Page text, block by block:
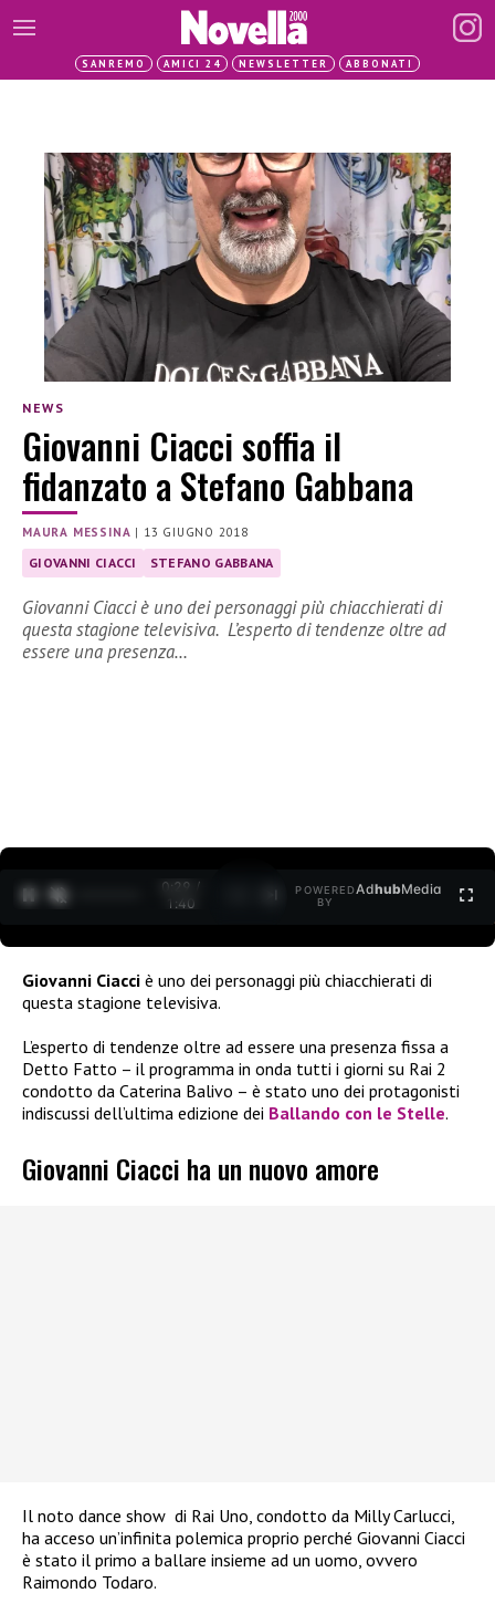
SANREMO AMICI 24 NEWSLETTER ABBONATI
NEWS
Giovanni Ciacci soffia il
fidanzato a Stefano Gabbana
MAURA MESSINA | 13 GIUGNO 2018
GIOVANNI CIACCI STEFANO GABBANA
Giovanni Ciacci è uno dei personaggi più chiacchierati di
questa stagione televisiva. L’esperto di tendenze oltre ad
essere una presenza…
0:30 /
1:40
POWERED
BY
AdhubMedia
Giovanni Ciacci è uno dei personaggi più chiacchierati di
questa stagione televisiva.
L’esperto di tendenze oltre ad essere una presenza fissa a
Detto Fatto – il programma in onda tutti i giorni su Rai 2
condotto da Caterina Balivo – è stato uno dei protagonisti
indiscussi dell’ultima edizione dei Ballando con le Stelle.
Giovanni Ciacci ha un nuovo amore
Il noto dance show di Rai Uno, condotto da Milly Carlucci,
ha acceso un’infinita polemica proprio perché Giovanni Ciacci
è stato il primo a ballare insieme ad un uomo, ovvero
Raimondo Todaro.